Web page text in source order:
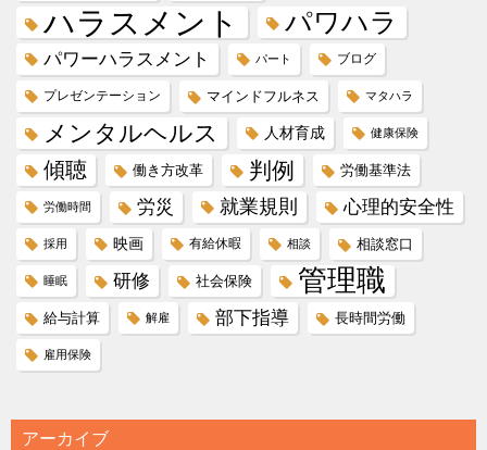
ハラスメント パワハラ
パワーハラスメント パート ブログ
プレゼンテーション マインドフルネス マタハラ
メンタルヘルス 人材育成 健康保険
傾聴 働き方改革 判例 労働基準法
労働時間 労災 就業規則 心理的安全性
採用 映画 有給休暇 相談 相談窓口
睡眠 研修 社会保険 管理職
給与計算 解雇 部下指導 長時間労働
雇用保険
アーカイブ